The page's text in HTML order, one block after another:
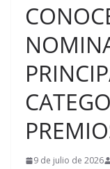
9 de julio de 2026